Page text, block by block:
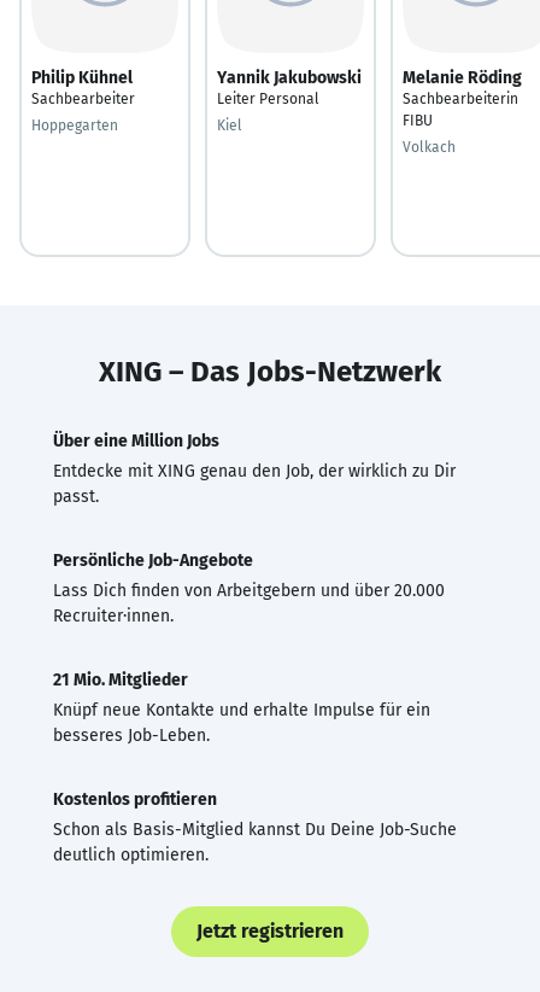
Philip Kühnel
Sachbearbeiter
Hoppegarten
Yannik Jakubowski
Leiter Personal
Kiel
Melanie Röding
Sachbearbeiterin
FIBU
Volkach
XING – Das Jobs-Netzwerk
Über eine Million Jobs
Entdecke mit XING genau den Job, der wirklich zu Dir
passt.
Persönliche Job-Angebote
Lass Dich finden von Arbeitgebern und über 20.000
Recruiter·innen.
21 Mio. Mitglieder
Knüpf neue Kontakte und erhalte Impulse für ein
besseres Job-Leben.
Kostenlos profitieren
Schon als Basis-Mitglied kannst Du Deine Job-Suche
deutlich optimieren.
Jetzt registrieren